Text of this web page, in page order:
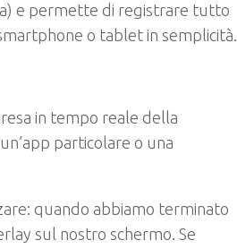
e permette di registrare tutto
o tablet in semplicità.
in tempo reale della
particolare o una
quando abbiamo terminato
sul nostro schermo. Se